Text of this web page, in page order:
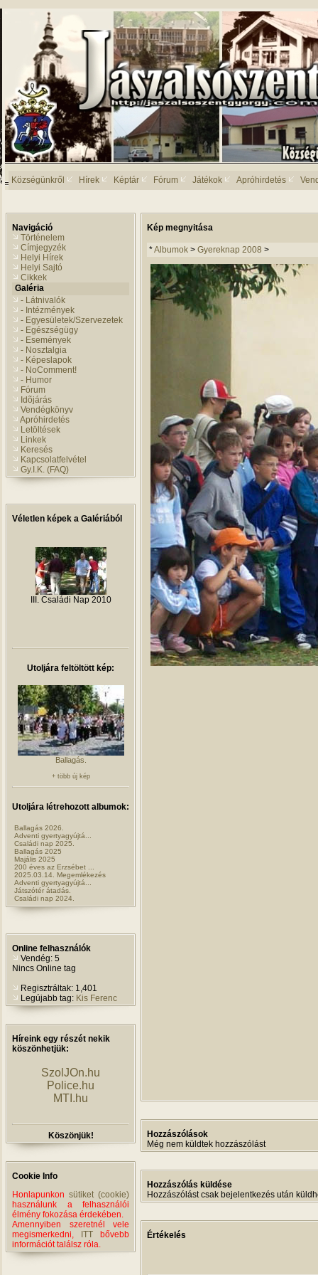
Községünkről Hírek Képtár Fórum Játékok Apróhirdetés
Navigáció
Történelem
Címjegyzék
Helyi Hírek
Helyi Sajtó
Cikkek
Galéria
- Látnivalók
- Intézmények
- Egyesületek/Szervezetek
- Egészségügy
- Események
- Nosztalgia
- Képeslapok
- NoComment!
- Humor
Fórum
Idõjárás
Vendégkönyv
Apróhirdetés
Letöltések
Linkek
Keresés
Kapcsolatfelvétel
Gy.I.K. (FAQ)
Véletlen képek a Galériából
III. Családi Nap 2010
Utoljára feltöltött kép:
Ballagás.
+ több új kép
Utoljára létrehozott albumok:
Ballagás 2026.
Adventi gyertyagyújtá...
Családi nap 2025.
Ballagás 2025
Majális 2025
200 éves az Erzsébet ...
2025.03.14. Megemlékezés
Adventi gyertyagyújtá...
Játszótér átadás.
Családi nap 2024.
Online felhasználók
Vendég: 5
Nincs Online tag
Regisztráltak: 1,401
Legújabb tag: Kis Ferenc
Híreink egy részét nekik
köszönhetjük:
SzolJOn.hu
Police.hu
MTI.hu
Köszönjük!
Cookie Info
Honlapunkon sütiket (cookie)
használunk a felhasználói
élmény fokozása érdekében.
Amennyiben szeretnél vele
megismerkedni,
ITT bővebb
információt találsz róla.
Kép megnyitása
*Albumok > Gyereknap 2008 >
Hozzászólások
Még nem küldtek hozzászólást
Hozzászólás küldése
Hozzászólást csak bejelentkezés után
Értékelés